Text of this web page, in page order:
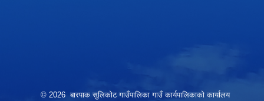
© 2026 बारपाक सुलिकोट गाउँपालिका गाउँ कार्यपालिकाको कार्यालय